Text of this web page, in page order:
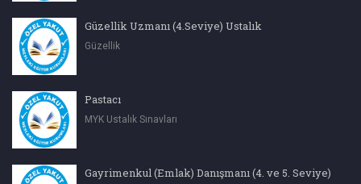
Güzellik Uzmanı (4.Seviye) Ustalık
Güzellik
Pastacı
MYK Ustalık Sınavları
Gayrimenkul (Emlak) Danışmanı (4. ve 5. Seviye)